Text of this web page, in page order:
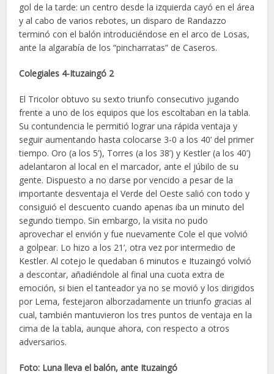
gol de la tarde: un centro desde la izquierda cayó en el área
y al cabo de varios rebotes, un disparo de Randazzo
terminó con el balón introduciéndose en el arco de Losas,
ante la algarabía de los “pincharratas” de Caseros.
Colegiales 4-Ituzaingó 2
El Tricolor obtuvo su sexto triunfo consecutivo jugando
frente a uno de los equipos que los escoltaban en la tabla.
Su contundencia le permitió lograr una rápida ventaja y
seguir aumentando hasta colocarse 3-0 a los 40’ del primer
tiempo. Oro (a los 5’), Torres (a los 38’) y Kestler (a los 40’)
adelantaron al local en el marcador, ante el júbilo de su
gente. Dispuesto a no darse por vencido a pesar de la
importante desventaja el Verde del Oeste salió con todo y
consiguió el descuento cuando apenas iba un minuto del
segundo tiempo. Sin embargo, la visita no pudo
aprovechar el envión y fue nuevamente Cole el que volvió
a golpear. Lo hizo a los 21’, otra vez por intermedio de
Kestler. Al cotejo le quedaban 6 minutos e Ituzaingó volvió
a descontar, añadiéndole al final una cuota extra de
emoción, si bien el tanteador ya no se movió y los dirigidos
por Lema, festejaron alborzadamente un triunfo gracias al
cual, también mantuvieron los tres puntos de ventaja en la
cima de la tabla, aunque ahora, con respecto a otros
adversarios.
Foto: Luna lleva el balón, ante Ituzaingó